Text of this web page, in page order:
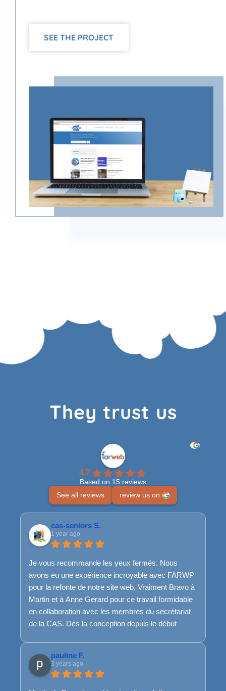
SEE THE PROJECT
They trust us
4.7
Based on 15 reviews
See all reviews review us on
cas-seniors S.
1 year ago
Je vous recommande les yeux fermés. Nous
avons eu une expérience incroyable avec FARWP
pour la refonte de notre site web. Vraiment Bravo à
Martin et à Anne Gerard pour ce travail formidable
en collaboration avec les membres du secrétariat
de la CAS. Dès la conception depuis le début
disponible, à l'écoute et très réactive. Et même
pour la suite, ils sont toujours là...Franchement, top
pauline F.
3 years ago